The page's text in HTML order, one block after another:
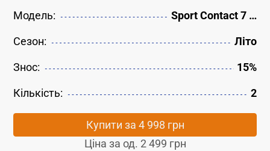
Модель: Sport Contact 7 …
Сезон: Літо
Знос: 15%
Кількість: 2
Купити за 4 998 грн
Ціна за од. 2 499 грн